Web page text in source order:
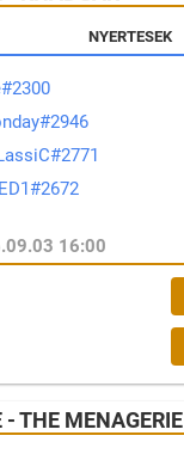
NYERTESEK
16:00
THE MENAGERIE